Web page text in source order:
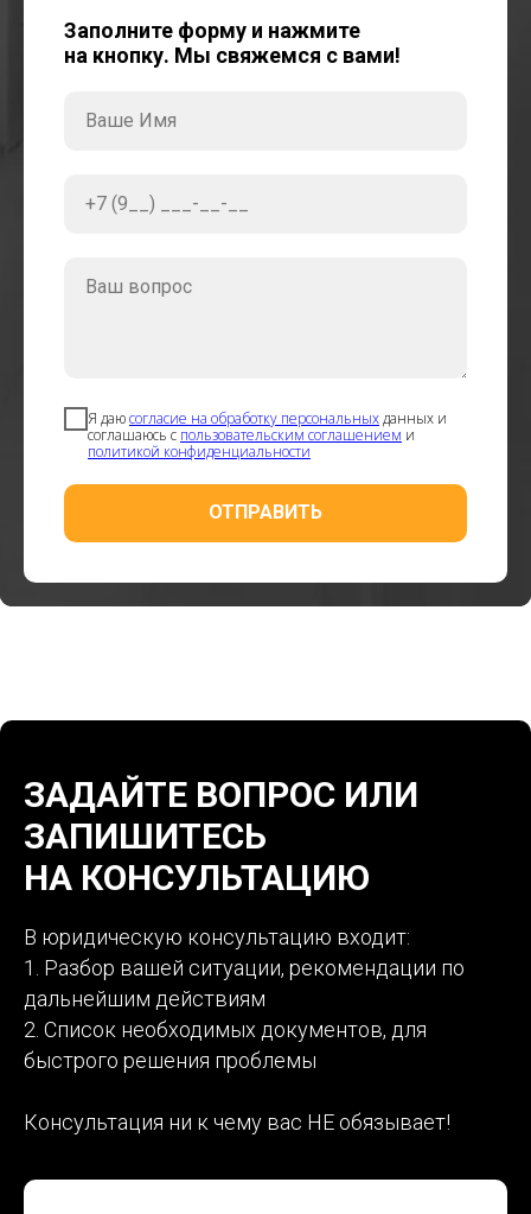
Заполните форму и нажмите
на кнопку. Мы свяжемся с вами!
Ваше Имя
+7 (9__) ___-__-__
Ваш вопрос
Я даюсогласие на обработку персональныхданных и
соглашаюсь с пользовательским соглашением и
политикой конфиденциальности
ОТПРАВИТЬ
ЗАДАЙТЕ ВОПРОС ИЛИ
ЗАПИШИТЕСЬ
НА КОНСУЛЬТАЦИЮ
В юридическую консультацию входит:
1. Разбор вашей ситуации, рекомендации по
дальнейшим действиям
2. Список необходимых документов, для
быстрого решения проблемы
Консультация ни к чему вас НЕ обязывает!